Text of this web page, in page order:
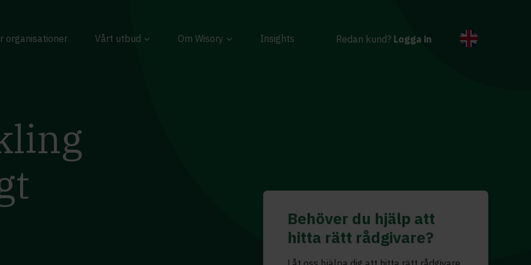
organisationer Vårt utbud Om Wisory Insights Redan kund? Logga in
Behöver du hjälp att
hitta rätt rådgivare?